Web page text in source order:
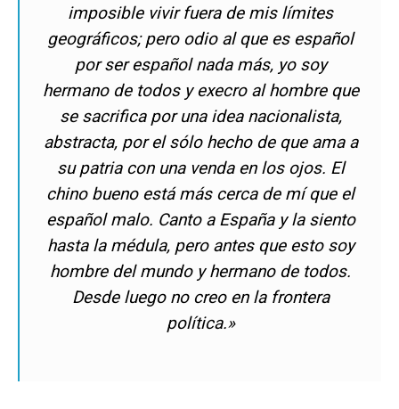
imposible vivir fuera de mis límites
geográficos; pero odio al que es español
por ser español nada más, yo soy
hermano de todos y execro al hombre que
se sacrifica por una idea nacionalista,
abstracta, por el sólo hecho de que ama a
su patria con una venda en los ojos. El
chino bueno está más cerca de mí que el
español malo. Canto a España y la siento
hasta la médula, pero antes que esto soy
hombre del mundo y hermano de todos.
Desde luego no creo en la frontera
política.»